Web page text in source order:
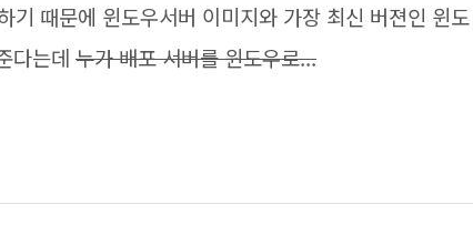
때문에 윈도우서버 이미지와 가장 최신 버젼인 윈도
다는데 누가 배포 서버를 윈도우로...